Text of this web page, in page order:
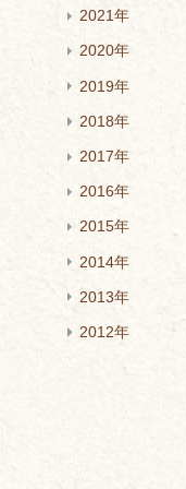
2021年
2020年
2019年
2018年
2017年
2016年
2015年
2014年
2013年
2012年